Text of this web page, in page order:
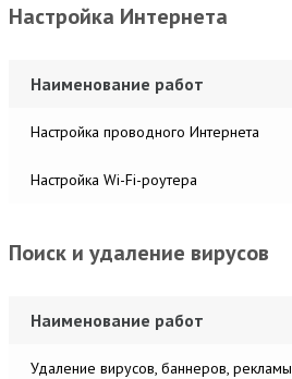
Настройка Интернета
Наименование работ
Настройка проводного Интернета
Настройка Wi-Fi-роутера
Поиск и удаление вирусов
Наименование работ
Удаление вирусов, баннеров, рекламы